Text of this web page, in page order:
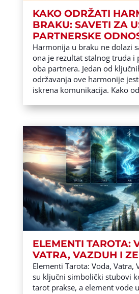
KAKO ODRŽATI
BRAKU: SAVETI ZA
PARTNERSKE
Harmonija u braku ne dolazi
ona je rezultat stalnog truda i
oba partnera. Jedan od
održavanja ove harmonije
iskrena komunikacija. Kako
ELEMENTI TAROTA:
VATRA, VAZDUH I
Elementi Tarota: Voda, Vatra,
su ključni simbolički stubovi
tarot prakse, a element vode